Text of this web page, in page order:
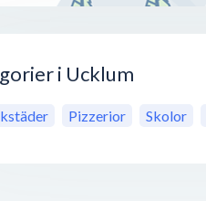
i Ucklum
Pizzerior Skolor